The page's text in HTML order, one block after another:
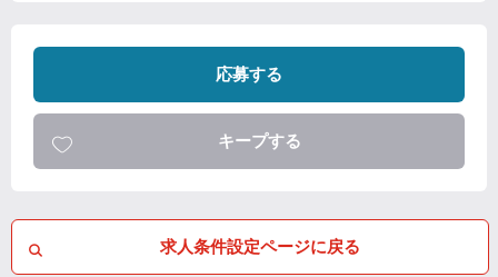
応募する
キープする
求人条件設定ページに戻る